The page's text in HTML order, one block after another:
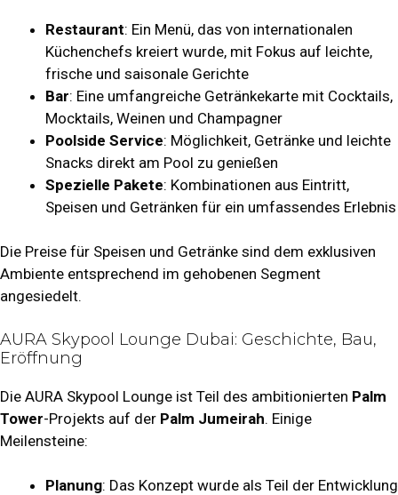
Restaurant: Ein Menü, das von internationalen
Küchenchefs kreiert wurde, mit Fokus auf leichte,
frische und saisonale Gerichte
Bar: Eine umfangreiche Getränkekarte mit Cocktails,
Mocktails, Weinen und Champagner
Poolside Service: Möglichkeit, Getränke und leichte
Snacks direkt am Pool zu genießen
Spezielle Pakete: Kombinationen aus Eintritt,
Speisen und Getränken für ein umfassendes Erlebnis
Die Preise für Speisen und Getränke sind dem exklusiven
Ambiente entsprechend im gehobenen Segment
angesiedelt.
AURA Skypool Lounge Dubai: Geschichte, Bau,
Eröffnung
Die AURA Skypool Lounge ist Teil des ambitionierten Palm
Tower-Projekts auf der Palm Jumeirah. Einige
Meilensteine:
Planung: Das Konzept wurde als Teil der Entwicklung